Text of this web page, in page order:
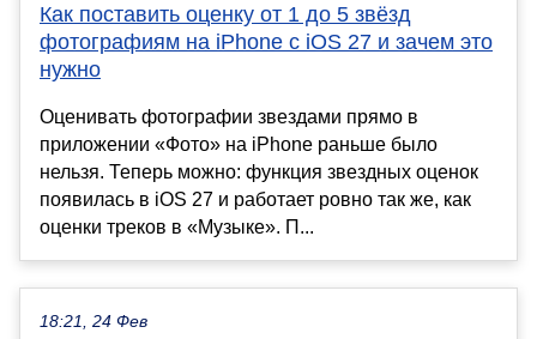
Как поставить оценку от 1 до 5 звёзд
фотографиям на iPhone с iOS 27 и зачем это
нужно
Оценивать фотографии звездами прямо в
приложении «Фото» на iPhone раньше было
нельзя. Теперь можно: функция звездных оценок
появилась в iOS 27 и работает ровно так же, как
оценки треков в «Музыке». П...
18:21, 24 Фев